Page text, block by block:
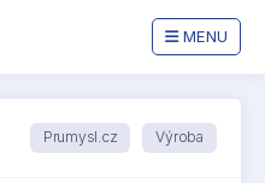
MENU
Prumysl.cz Výroba